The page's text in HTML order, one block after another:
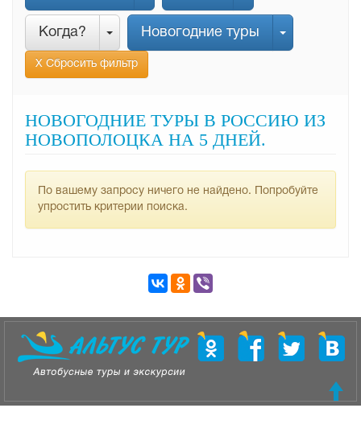
Когда? Новогодние туры
Х Сбросить фильтр
НОВОГОДНИЕ ТУРЫ В РОССИЮ ИЗ
НОВОПОЛОЦКА НА 5 ДНЕЙ.
По вашему запросу ничего не найдено. Попробуйте
упростить критерии поиска.